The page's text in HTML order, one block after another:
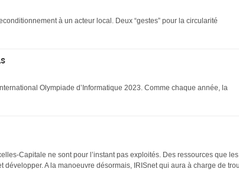
à un acteur local. Deux “gestes” pour la circularité
Olympiade d’Informatique 2023. Comme chaque année, la
Capitale ne sont pour l’instant pas exploités. Des ressources que
A la manoeuvre désormais, IRISnet qui aura à charge de